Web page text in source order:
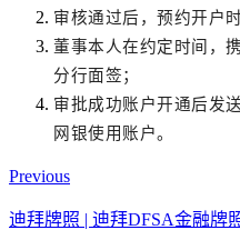
审核通过后，预约开户时
董事本人在约定时间，
分行面签；
审批成功账户开通后发
网银使用账户。
Previous
迪拜牌照 | 迪拜DFSA金融牌